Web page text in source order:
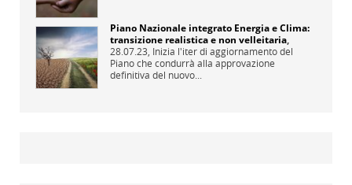
Piano Nazionale integrato Energia e Clima:
transizione realistica e non velleitaria,
28.07.23, Inizia l'iter di aggiornamento del
Piano che condurrà alla approvazione
definitiva del nuovo...